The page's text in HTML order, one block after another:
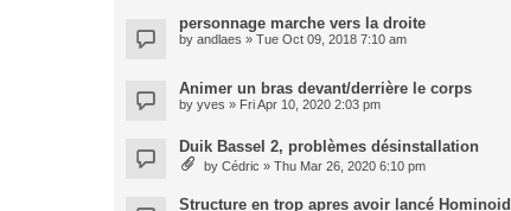
personnage marche vers la droite
by andlaes » Tue Oct 09, 2018 7:10 am
Animer un bras devant/derrière le corps
by yves » Fri Apr 10, 2020 2:03 pm
Duik Bassel 2, problèmes désinstallation
by Cédric » Thu Mar 26, 2020 6:10 pm
Structure en trop apres avoir lancé Hominoid